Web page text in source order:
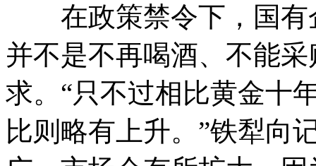
在政策禁令下，国有
并不是不再喝酒、不能
求。“只不过相比黄金十
比则略有上升。”铁犁向